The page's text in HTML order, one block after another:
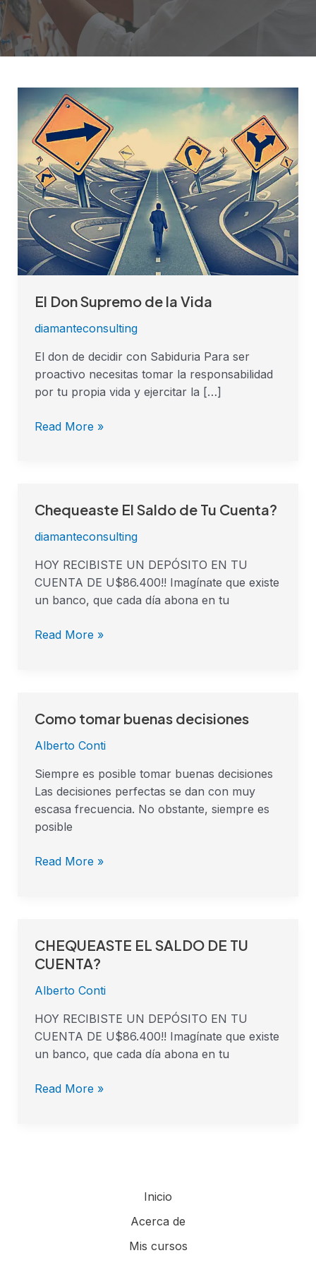
El Don Supremo de la Vida
diamanteconsulting
El don de decidir con Sabiduria Para ser
proactivo necesitas tomar la responsabilidad
por tu propia vida y ejercitar la […]
Don
Supremo
de
la
Vida
Read More »
Chequeaste El Saldo de Tu Cuenta?
diamanteconsulting
HOY RECIBISTE UN DEPÓSITO EN TU
CUENTA DE U$86.400!! Imagínate que existe
un banco, que cada día abona en tu
Chequeaste
Saldo
de
Tu
Cuenta?
Read More »
Como tomar buenas decisiones
Alberto Conti
Siempre es posible tomar buenas decisiones
Las decisiones perfectas se dan con muy
escasa frecuencia. No obstante, siempre es
posible
Como
buenas
decisiones
Read More »
CHEQUEASTE EL SALDO DE TU
CUENTA?
Alberto Conti
HOY RECIBISTE UN DEPÓSITO EN TU
CUENTA DE U$86.400!! Imagínate que existe
un banco, que cada día abona en tu
CHEQUEASTE
EL
DE
TU
CUENTA?
Read More »
Inicio
Acerca de
Mis cursos